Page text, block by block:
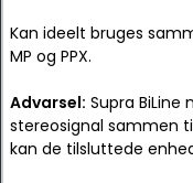
Kan ideelt bruges
MP og PPX.
Advarsel: Supra BiLine
stereosignal sammen
kan de tilsluttede